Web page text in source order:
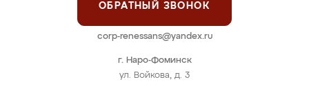
г. Наро-Фоминск
ул. Войкова, д. 3
ОБРАТНЫЙ ЗВОНОК
corp-renessans@yandex.ru